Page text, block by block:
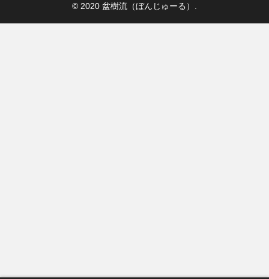
© 2020 盆樹流（ぼんじゅーる）.